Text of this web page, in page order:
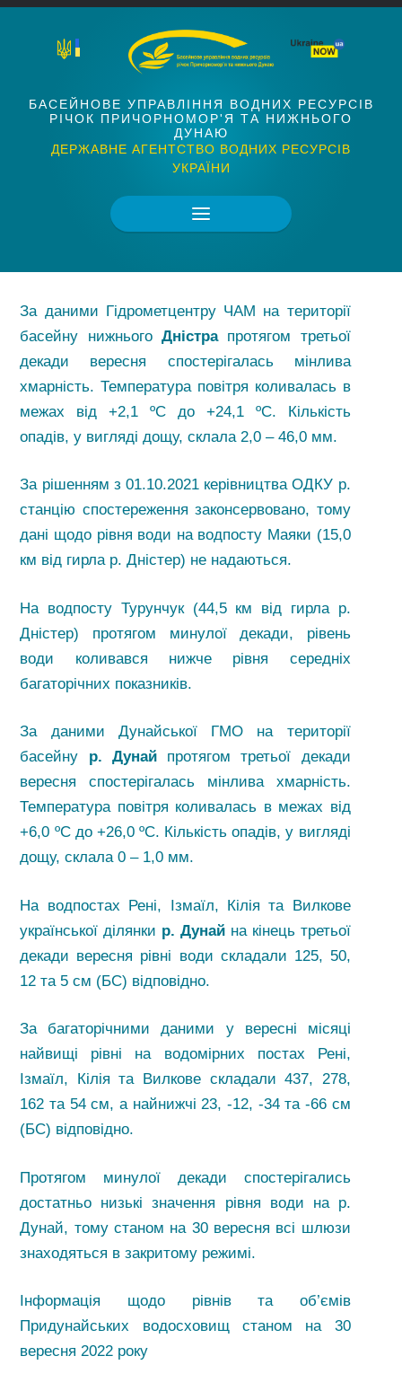
БАСЕЙНОВЕ УПРАВЛІННЯ ВОДНИХ РЕСУРСІВ
РІЧОК ПРИЧОРНОМОР'Я ТА НИЖНЬОГО
ДУНАЮ
ДЕРЖАВНЕ АГЕНТСТВО ВОДНИХ РЕСУРСІВ
УКРАЇНИ
За даними Гідрометцентру ЧАМ на території
басейну нижнього Дністрапротягом третьої
декади вересня спостерігалась мінлива
хмарність. Температура повітря коливалась в
межах від +2,1 ºС до +24,1 ºС. Кількість
опадів, у вигляді дощу, склала 2,0 – 46,0 мм.
За рішенням з 01.10.2021 керівництва ОДКУ р.
станцію спостереження законсервовано, тому
дані щодо рівня води на водпосту Маяки (15,0
км від гирла р. Дністер) не надаються.
На водпосту Турунчук (44,5 км від гирла р.
Дністер) протягом минулої декади, рівень
води коливався нижче рівня середніх
багаторічних показників.
За даними Дунайської ГМО на території
басейну р. Дунайпротягом третьої декади
вересня спостерігалась мінлива хмарність.
Температура повітря коливалась в межах від
+6,0 ºС до +26,0 ºС. Кількість опадів, у вигляді
дощу, склала 0 – 1,0 мм.
На водпостах Рені, Ізмаїл, Кілія та Вилкове
української ділянки р. Дунай на кінець третьої
декади вересня рівні води складали 125, 50,
12 та 5 см (БС) відповідно.
За багаторічними даними у вересні місяці
найвищі рівні на водомірних постах Рені,
Ізмаїл, Кілія та Вилкове складали 437, 278,
162 та 54 см, а найнижчі 23, -12, -34 та -66 см
(БС) відповідно.
Протягом минулої декади спостерігались
достатньо низькі значення рівня води на р.
Дунай, тому станом на 30 вересня всі шлюзи
знаходяться в закритому режимі.
Інформація щодо рівнів та об’ємів
Придунайських водосховищ станом на 30
вересня 2022 року